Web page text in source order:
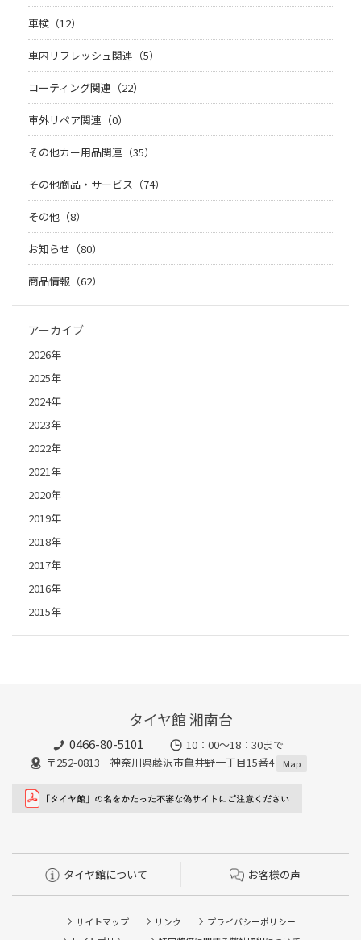
車検（12）
車内リフレッシュ関連（5）
コーティング関連（22）
車外リペア関連（0）
その他カー用品関連（35）
その他商品・サービス（74）
その他（8）
お知らせ（80）
商品情報（62）
アーカイブ
2026年
2025年
2024年
2023年
2022年
2021年
2020年
2019年
2018年
2017年
2016年
2015年
タイヤ館 湘南台
0466-80-5101
10：00～18：30まで
〒252-0813 神奈川県藤沢市亀井野一丁目15番4
Map
タイヤ館について お客様の声
サイトマップ リンク
プライバシーポリシー